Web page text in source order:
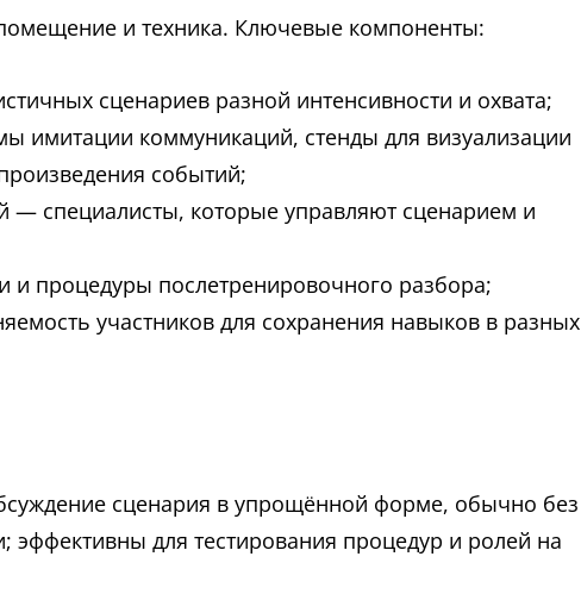
и техника. Ключевые компоненты:
сценариев разной интенсивности и охвата;
имитации коммуникаций, стенды для визуализации
событий;
специалисты, которые управляют сценарием и
процедуры послетренировочного разбора;
участников для сохранения навыков в разных
сценария в упрощённой форме, обычно без
для тестирования процедур и ролей на